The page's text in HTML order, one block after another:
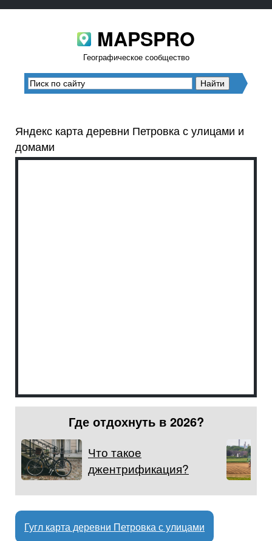
MAPSPRO
Географическое сообщество
Яндекс карта деревни Петровка с улицами и
домами
Где отдохнуть в 2026?
Что такое
джентрификация?
Гугл карта деревни Петровка с улицами